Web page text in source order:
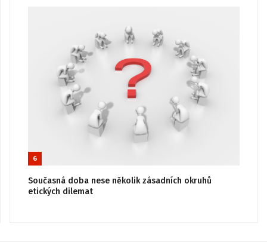
6
Současná doba nese několik zásadních okruhů
etických dilemat